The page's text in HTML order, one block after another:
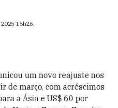
16h26.
um novo reajuste nos
de março, com acréscimos
a Ásia e US$ 60 por